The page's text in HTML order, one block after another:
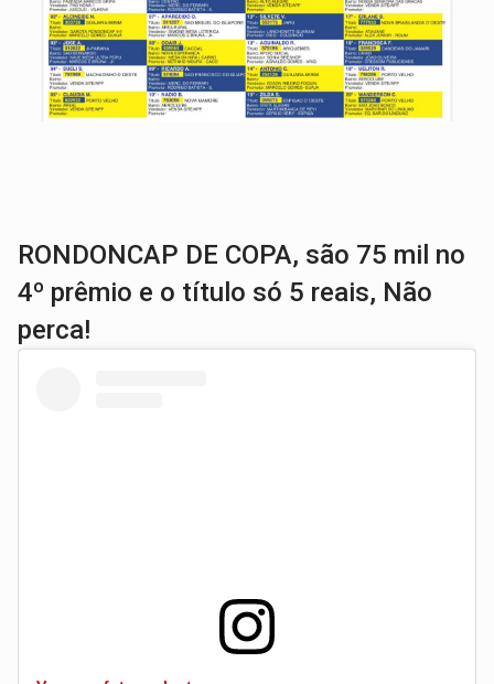
RONDONCAP DE COPA, são 75 mil no
4º prêmio e o título só 5 reais, Não
perca!